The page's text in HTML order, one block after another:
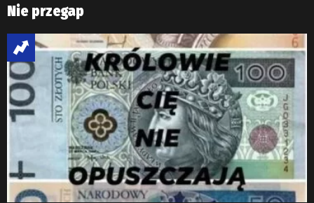
Nie przegap